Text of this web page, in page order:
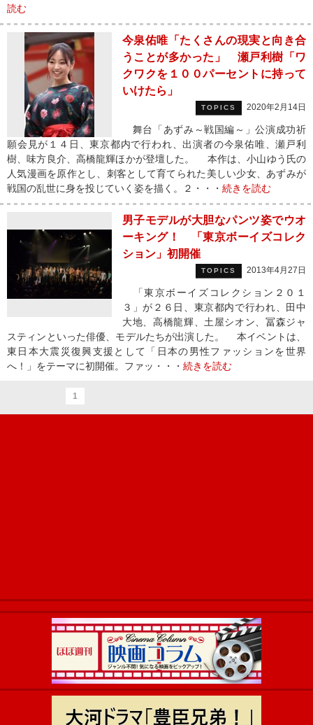
読む
今泉佑唯「たくさんの現実と向き合
うことが多かった」 瀬戸利樹「ワ
クワクを１００パーセントに持って
いけたら」
TOPICS 2020年2月14日
舞台「あずみ～戦国編～」公演成功祈
願会見が１４日、東京都内で行われ、出演者の今泉佑唯、瀬戸利
樹、味方良介、高橋龍輝ほかが登壇した。 本作は、小山ゆう氏の
人気漫画を原作とし、刺客として育てられた美しい少女、あずみが
戦国の乱世に身を投じていく姿を描く。２・・・ 続きを読む
男子モデルが大胆なパンツ姿でウオ
ーキング！ 「東京ボーイズコレク
ション」初開催
TOPICS 2013年4月27日
「東京ボーイズコレクション２０１
３」が２６日、東京都内で行われ、田中
大地、高橋龍輝、土屋シオン、冨森ジャ
スティンといった俳優、モデルたちが出演した。 本イベントは、
東日本大震災復興支援として「日本の男性ファッションを世界
へ！」をテーマに初開催。ファッ・・・ 続きを読む
1